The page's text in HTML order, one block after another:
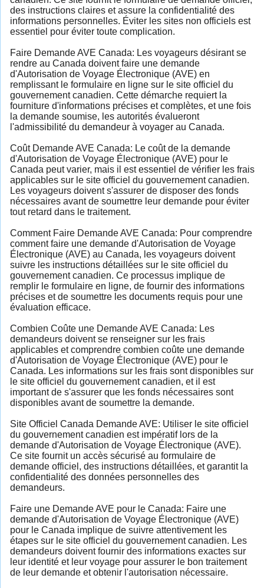
des instructions claires et assure la confidentialité des
informations personnelles. Éviter les sites non officiels est
essentiel pour éviter toute complication.
Faire Demande AVE Canada: Les voyageurs désirant se
rendre au Canada doivent faire une demande
d'Autorisation de Voyage Électronique (AVE) en
remplissant le formulaire en ligne sur le site officiel du
gouvernement canadien. Cette démarche requiert la
fourniture d'informations précises et complètes, et une fois
la demande soumise, les autorités évalueront
l'admissibilité du demandeur à voyager au Canada.
Coût Demande AVE Canada: Le coût de la demande
d'Autorisation de Voyage Électronique (AVE) pour le
Canada peut varier, mais il est essentiel de vérifier les frais
applicables sur le site officiel du gouvernement canadien.
Les voyageurs doivent s'assurer de disposer des fonds
nécessaires avant de soumettre leur demande pour éviter
tout retard dans le traitement.
Comment Faire Demande AVE Canada: Pour comprendre
comment faire une demande d'Autorisation de Voyage
Électronique (AVE) au Canada, les voyageurs doivent
suivre les instructions détaillées sur le site officiel du
gouvernement canadien. Ce processus implique de
remplir le formulaire en ligne, de fournir des informations
précises et de soumettre les documents requis pour une
évaluation efficace.
Combien Coûte une Demande AVE Canada: Les
demandeurs doivent se renseigner sur les frais
applicables et comprendre combien coûte une demande
d'Autorisation de Voyage Électronique (AVE) pour le
Canada. Les informations sur les frais sont disponibles sur
le site officiel du gouvernement canadien, et il est
important de s'assurer que les fonds nécessaires sont
disponibles avant de soumettre la demande.
Site Officiel Canada Demande AVE: Utiliser le site officiel
du gouvernement canadien est impératif lors de la
demande d'Autorisation de Voyage Électronique (AVE).
Ce site fournit un accès sécurisé au formulaire de
demande officiel, des instructions détaillées, et garantit la
confidentialité des données personnelles des
demandeurs.
Faire une Demande AVE pour le Canada: Faire une
demande d'Autorisation de Voyage Électronique (AVE)
pour le Canada implique de suivre attentivement les
étapes sur le site officiel du gouvernement canadien. Les
demandeurs doivent fournir des informations exactes sur
leur identité et leur voyage pour assurer le bon traitement
de leur demande et obtenir l'autorisation nécessaire.